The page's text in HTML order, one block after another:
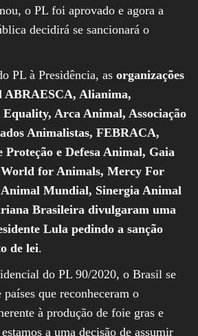
o PL foi aprovado e agora a
decidirá se sancionará o
PL à Presidência, as organizações
ABRAESCA, Alianima,
Arca Animal, Associação
Animalistas, FEBRACA,
e Defesa Animal, Gaia
for Animals, Mercy For
Mundial, Sinergia Animal
Brasileira divulgaram uma
Lula pedindo a sanção
de lei.
do PL 90/2020, o Brasil se
países que reconheceram o
à produção de foie gras e
a uma decisão de assumir